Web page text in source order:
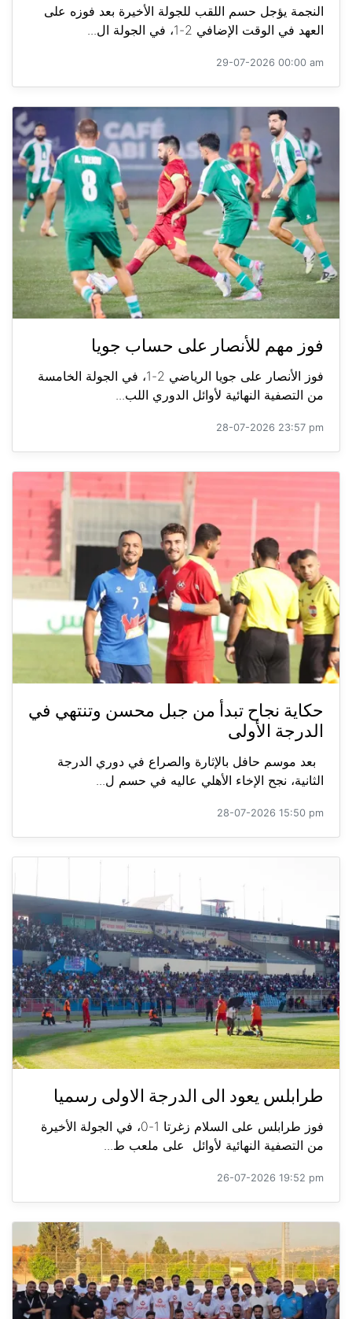
النجمة يؤجل حسم اللقب للجولة الأخيرة بعد فوزه على
العهد في الوقت الإضافي 2-1، في الجولة ال...
29-07-2026 00:00 am
فوز مهم للأنصار على حساب جويا
فوز الأنصار على جويا الرياضي 2-1، في الجولة الخامسة
من التصفية النهائية لأوائل الدوري اللب...
28-07-2026 23:57 pm
حكاية نجاح تبدأ من جبل محسن وتنتهي في
الدرجة الأولى
بعد موسم حافل بالإثارة والصراع في دوري الدرجة
الثانية، نجح الإخاء الأهلي عاليه في حسم ل...
28-07-2026 15:50 pm
طرابلس يعود الى الدرجة الاولى رسميا
فوز طرابلس على السلام زغرتا 1-0، في الجولة الأخيرة
من التصفية النهائية لأوائل على ملعب ط...
26-07-2026 19:52 pm